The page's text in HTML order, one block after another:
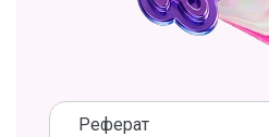
Реферат